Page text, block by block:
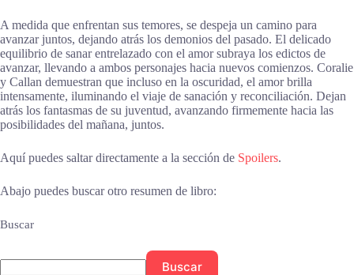
A medida que enfrentan sus temores, se despeja un camino para
avanzar juntos, dejando atrás los demonios del pasado. El delicado
equilibrio de sanar entrelazado con el amor subraya los edictos de
avanzar, llevando a ambos personajes hacia nuevos comienzos. Coralie
y Callan demuestran que incluso en la oscuridad, el amor brilla
intensamente, iluminando el viaje de sanación y reconciliación. Dejan
atrás los fantasmas de su juventud, avanzando firmemente hacia las
posibilidades del mañana, juntos.
Aquí puedes saltar directamente a la sección de Spoilers.
Abajo puedes buscar otro resumen de libro:
Buscar
Buscar